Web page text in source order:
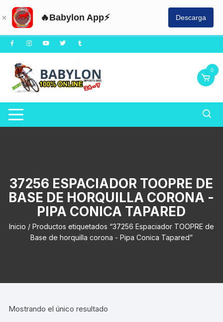
🔥Babylon App⚡ Descarga
Saltar
al
contenido
0
37256 ESPACIADOR TOOPRE DE
BASE DE HORQUILLA CORONA -
PIPA CONICA TAPARED
Inicio / Productos etiquetados “37256 Espaciador TOOPRE de
Base de horquilla corona - Pipa Conica Tapared”
Mostrando el único resultado